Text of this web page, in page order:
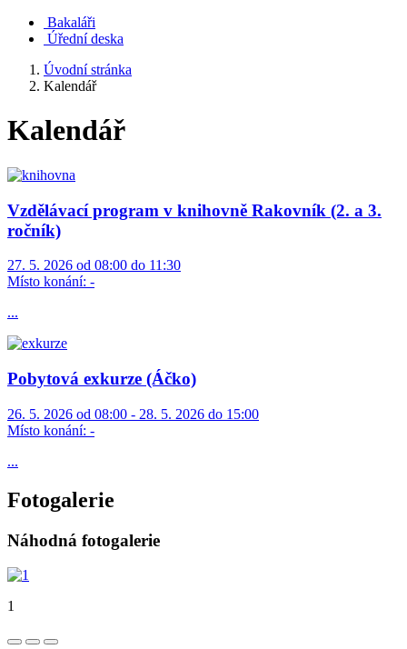
Bakaláři
Úřední deska
Úvodní stránka
Kalendář
Kalendář
Vzdělávací program v knihovně Rakovník (2. a 3.
ročník)
27. 5. 2026 od 08:00 do 11:30
Místo konání: -
...
Pobytová exkurze (Áčko)
26. 5. 2026 od 08:00 - 28. 5. 2026 do 15:00
Místo konání: -
...
Fotogalerie
Náhodná fotogalerie
1